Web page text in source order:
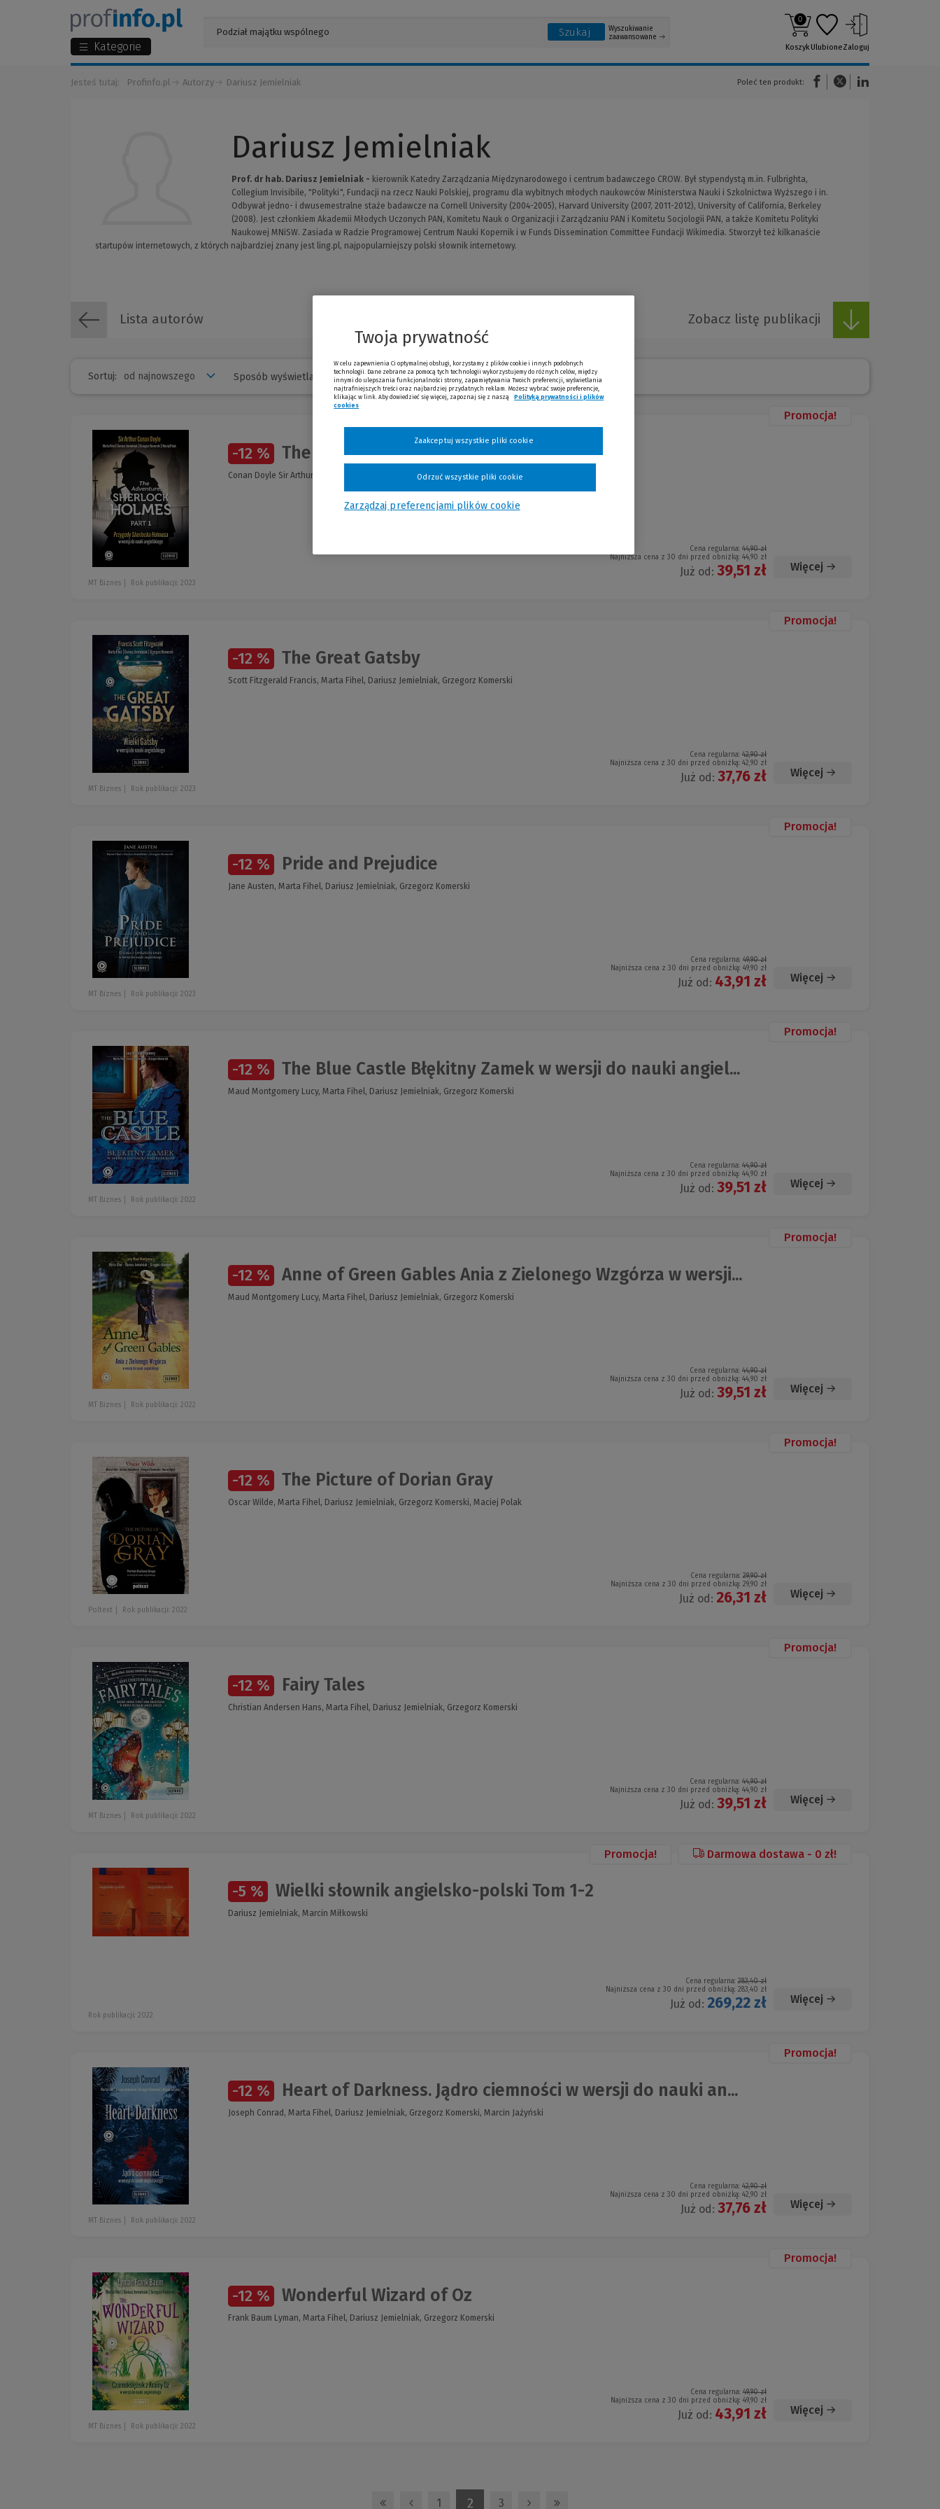
Kategorie
Szukaj
Wyszukiwanie
zaawansowane
0
KoszykUlubioneZaloguj
Jesteś tutaj: Profinfo.pl Autorzy Dariusz Jemielniak Poleć ten produkt:
(Nowe okno)(Link do innej strony)
Dariusz Jemielniak
Prof. dr hab. Dariusz Jemielniak - kierownik Katedry Zarządzania Międzynarodowego i centrum badawczego CROW. Był stypendystą m.in. Fulbrighta,
Collegium Invisibile, "Polityki", Fundacji na rzecz Nauki Polskiej, programu dla wybitnych młodych naukowców Ministerstwa Nauki i Szkolnictwa Wyższego i in.
Odbywał jedno- i dwusemestralne staże badawcze na Cornell University (2004-2005), Harvard University (2007, 2011-2012), University of California, Berkeley
(2008). Jest członkiem Akademii Młodych Uczonych PAN, Komitetu Nauk o Organizacji i Zarządzaniu PAN i Komitetu Socjologii PAN, a także Komitetu Polityki
Naukowej MNiSW. Zasiada w Radzie Programowej Centrum Nauki Kopernik i w Funds Dissemination Committee Fundacji Wikimedia. Stworzył też kilkanaście
startupów internetowych, z których najbardziej znany jest ling.pl, najpopularniejszy polski słownik internetowy.
Lista autorów Zobacz listę publikacji
Sortuj: Sposób wyświetlania
Promocja!
-12 % The Adventures of Sherlock Holmes Part 1
Conan Doyle Sir Arthur, Marta Fihel, Dariusz Jemielniak, Grzegorz Komerski, Maciej Polak
Cena regularna: 44,90 zł
Najniższa cena z 30 dni przed obniżką: 44,90 zł
Już od: 39,51 zł Więcej
MT Biznes Rok publikacji: 2023
Promocja!
-12 % The Great Gatsby
Scott Fitzgerald Francis, Marta Fihel, Dariusz Jemielniak, Grzegorz Komerski
Cena regularna: 42,90 zł
Najniższa cena z 30 dni przed obniżką: 42,90 zł
Już od: 37,76 zł Więcej
MT Biznes Rok publikacji: 2023
Promocja!
-12 % Pride and Prejudice
Jane Austen, Marta Fihel, Dariusz Jemielniak, Grzegorz Komerski
Cena regularna: 49,90 zł
Najniższa cena z 30 dni przed obniżką: 49,90 zł
Już od: 43,91 zł Więcej
MT Biznes Rok publikacji: 2023
Promocja!
-12 % The Blue Castle Błękitny Zamek w wersji do nauki angiel...
Maud Montgomery Lucy, Marta Fihel, Dariusz Jemielniak, Grzegorz Komerski
Cena regularna: 44,90 zł
Najniższa cena z 30 dni przed obniżką: 44,90 zł
Już od: 39,51 zł Więcej
MT Biznes Rok publikacji: 2022
Promocja!
-12 % Anne of Green Gables Ania z Zielonego Wzgórza w wersji...
Maud Montgomery Lucy, Marta Fihel, Dariusz Jemielniak, Grzegorz Komerski
Cena regularna: 44,90 zł
Najniższa cena z 30 dni przed obniżką: 44,90 zł
Już od: 39,51 zł Więcej
MT Biznes Rok publikacji: 2022
Promocja!
-12 % The Picture of Dorian Gray
Oscar Wilde, Marta Fihel, Dariusz Jemielniak, Grzegorz Komerski, Maciej Polak
Cena regularna: 29,90 zł
Najniższa cena z 30 dni przed obniżką: 29,90 zł
Już od: 26,31 zł Więcej
Poltext Rok publikacji: 2022
Promocja!
-12 % Fairy Tales
Christian Andersen Hans, Marta Fihel, Dariusz Jemielniak, Grzegorz Komerski
Cena regularna: 44,90 zł
Najniższa cena z 30 dni przed obniżką: 44,90 zł
Już od: 39,51 zł Więcej
MT Biznes Rok publikacji: 2022
Promocja! Darmowa dostawa - 0 zł!
-5 % Wielki słownik angielsko-polski Tom 1-2
Dariusz Jemielniak, Marcin Miłkowski
Cena regularna: 283,40 zł
Najniższa cena z 30 dni przed obniżką: 283,40 zł
Już od: 269,22 zł Więcej
Rok publikacji: 2022
Promocja!
-12 % Heart of Darkness. Jądro ciemności w wersji do nauki an...
Joseph Conrad, Marta Fihel, Dariusz Jemielniak, Grzegorz Komerski, Marcin Jażyński
Cena regularna: 42,90 zł
Najniższa cena z 30 dni przed obniżką: 42,90 zł
Już od: 37,76 zł Więcej
MT Biznes Rok publikacji: 2022
Promocja!
-12 % Wonderful Wizard of Oz
Frank Baum Lyman, Marta Fihel, Dariusz Jemielniak, Grzegorz Komerski
Cena regularna: 49,90 zł
Najniższa cena z 30 dni przed obniżką: 49,90 zł
Już od: 43,91 zł Więcej
MT Biznes Rok publikacji: 2022
1 2 3
Twoja prywatność
W celu zapewnienia Ci optymalnej obsługi, korzystamy z plików cookie i innych podobnych
technologii. Dane zebrane za pomocą tych technologii wykorzystujemy do różnych celów, między
innymi do ulepszania funkcjonalności strony, zapamiętywania Twoich preferencji, wyświetlania
najtrafniejszych treści oraz najbardziej przydatnych reklam. Możesz wybrać swoje preferencje,
klikając w link. Aby dowiedzieć się więcej, zapoznaj się z naszą
Polityką prywatności i plików
cookies
Zarządzaj preferencjami plików cookie
Odrzuć wszystkie pliki cookie
Zaakceptuj wszystkie pliki cookie